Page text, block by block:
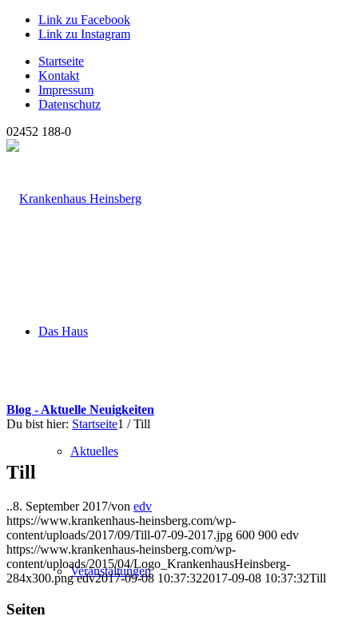
Link zu Facebook
Link zu Instagram
Startseite
Kontakt
Impressum
Datenschutz
02452 188-0
Das Haus
Aktuelles
Veranstaltungen
Blog - Aktuelle Neuigkeiten
Du bist hier: Startseite1 / Till
Till
..8. September 2017/von edv
https://www.krankenhaus-heinsberg.com/wp-
content/uploads/2017/09/Till-07-09-2017.jpg 600 900 edv
https://www.krankenhaus-heinsberg.com/wp-
content/uploads/2015/04/Logo_KrankenhausHeinsberg-
284x300.png edv2017-09-08 10:37:322017-09-08 10:37:32Till
Seiten